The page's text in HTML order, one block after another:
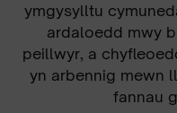
ymgysylltu
ardaloedd mwy
peillwyr, a
yn arbennig mewn
fannau